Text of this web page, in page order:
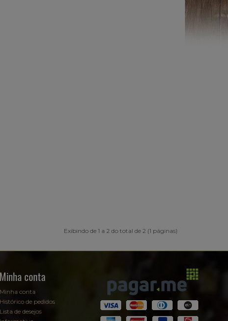
Exibindo de 1 a 2 do total de 2 (1 páginas)
Minha conta
Minha conta
Histórico de pedidos
Lista de desejos